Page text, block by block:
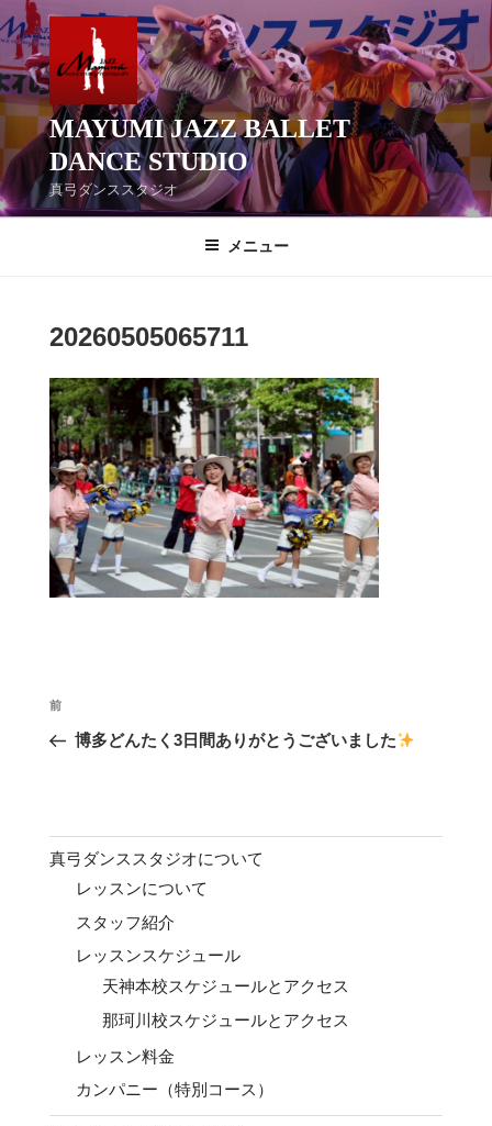
コ
ン
テ
ン
ツ
ス
キ
ッ
MAYUMI JAZZ BALLET
DANCE STUDIO
真弓ダンススタジオ
メニュー
20260505065711
投
ナ
ー
前
の
前
博多どんたく3日間ありがとうございました
真弓ダンススタジオについて
レッスンについて
スタッフ紹介
レッスンスケジュール
天神本校スケジュールとアクセス
那珂川校スケジュールとアクセス
レッスン料金
カンパニー（特別コース）